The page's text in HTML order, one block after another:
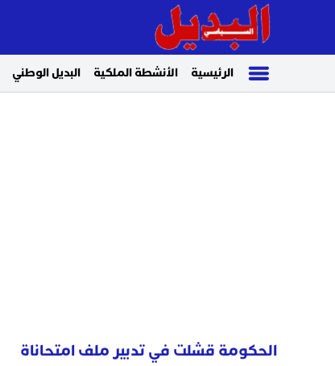
الرئيسية الأنشطة الملكية البديل الوطني
الحكومة قشلت في تدبير ملف امتحاناة